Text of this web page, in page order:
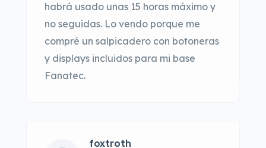
habrá usado unas 15 horas máximo y
no seguidas. Lo vendo porque me
compré un salpicadero con botoneras
y displays incluidos para mi base
Fanatec.
foxtroth